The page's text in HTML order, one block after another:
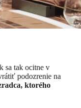
sa tak ocitne v
podozrenie na
ktorého